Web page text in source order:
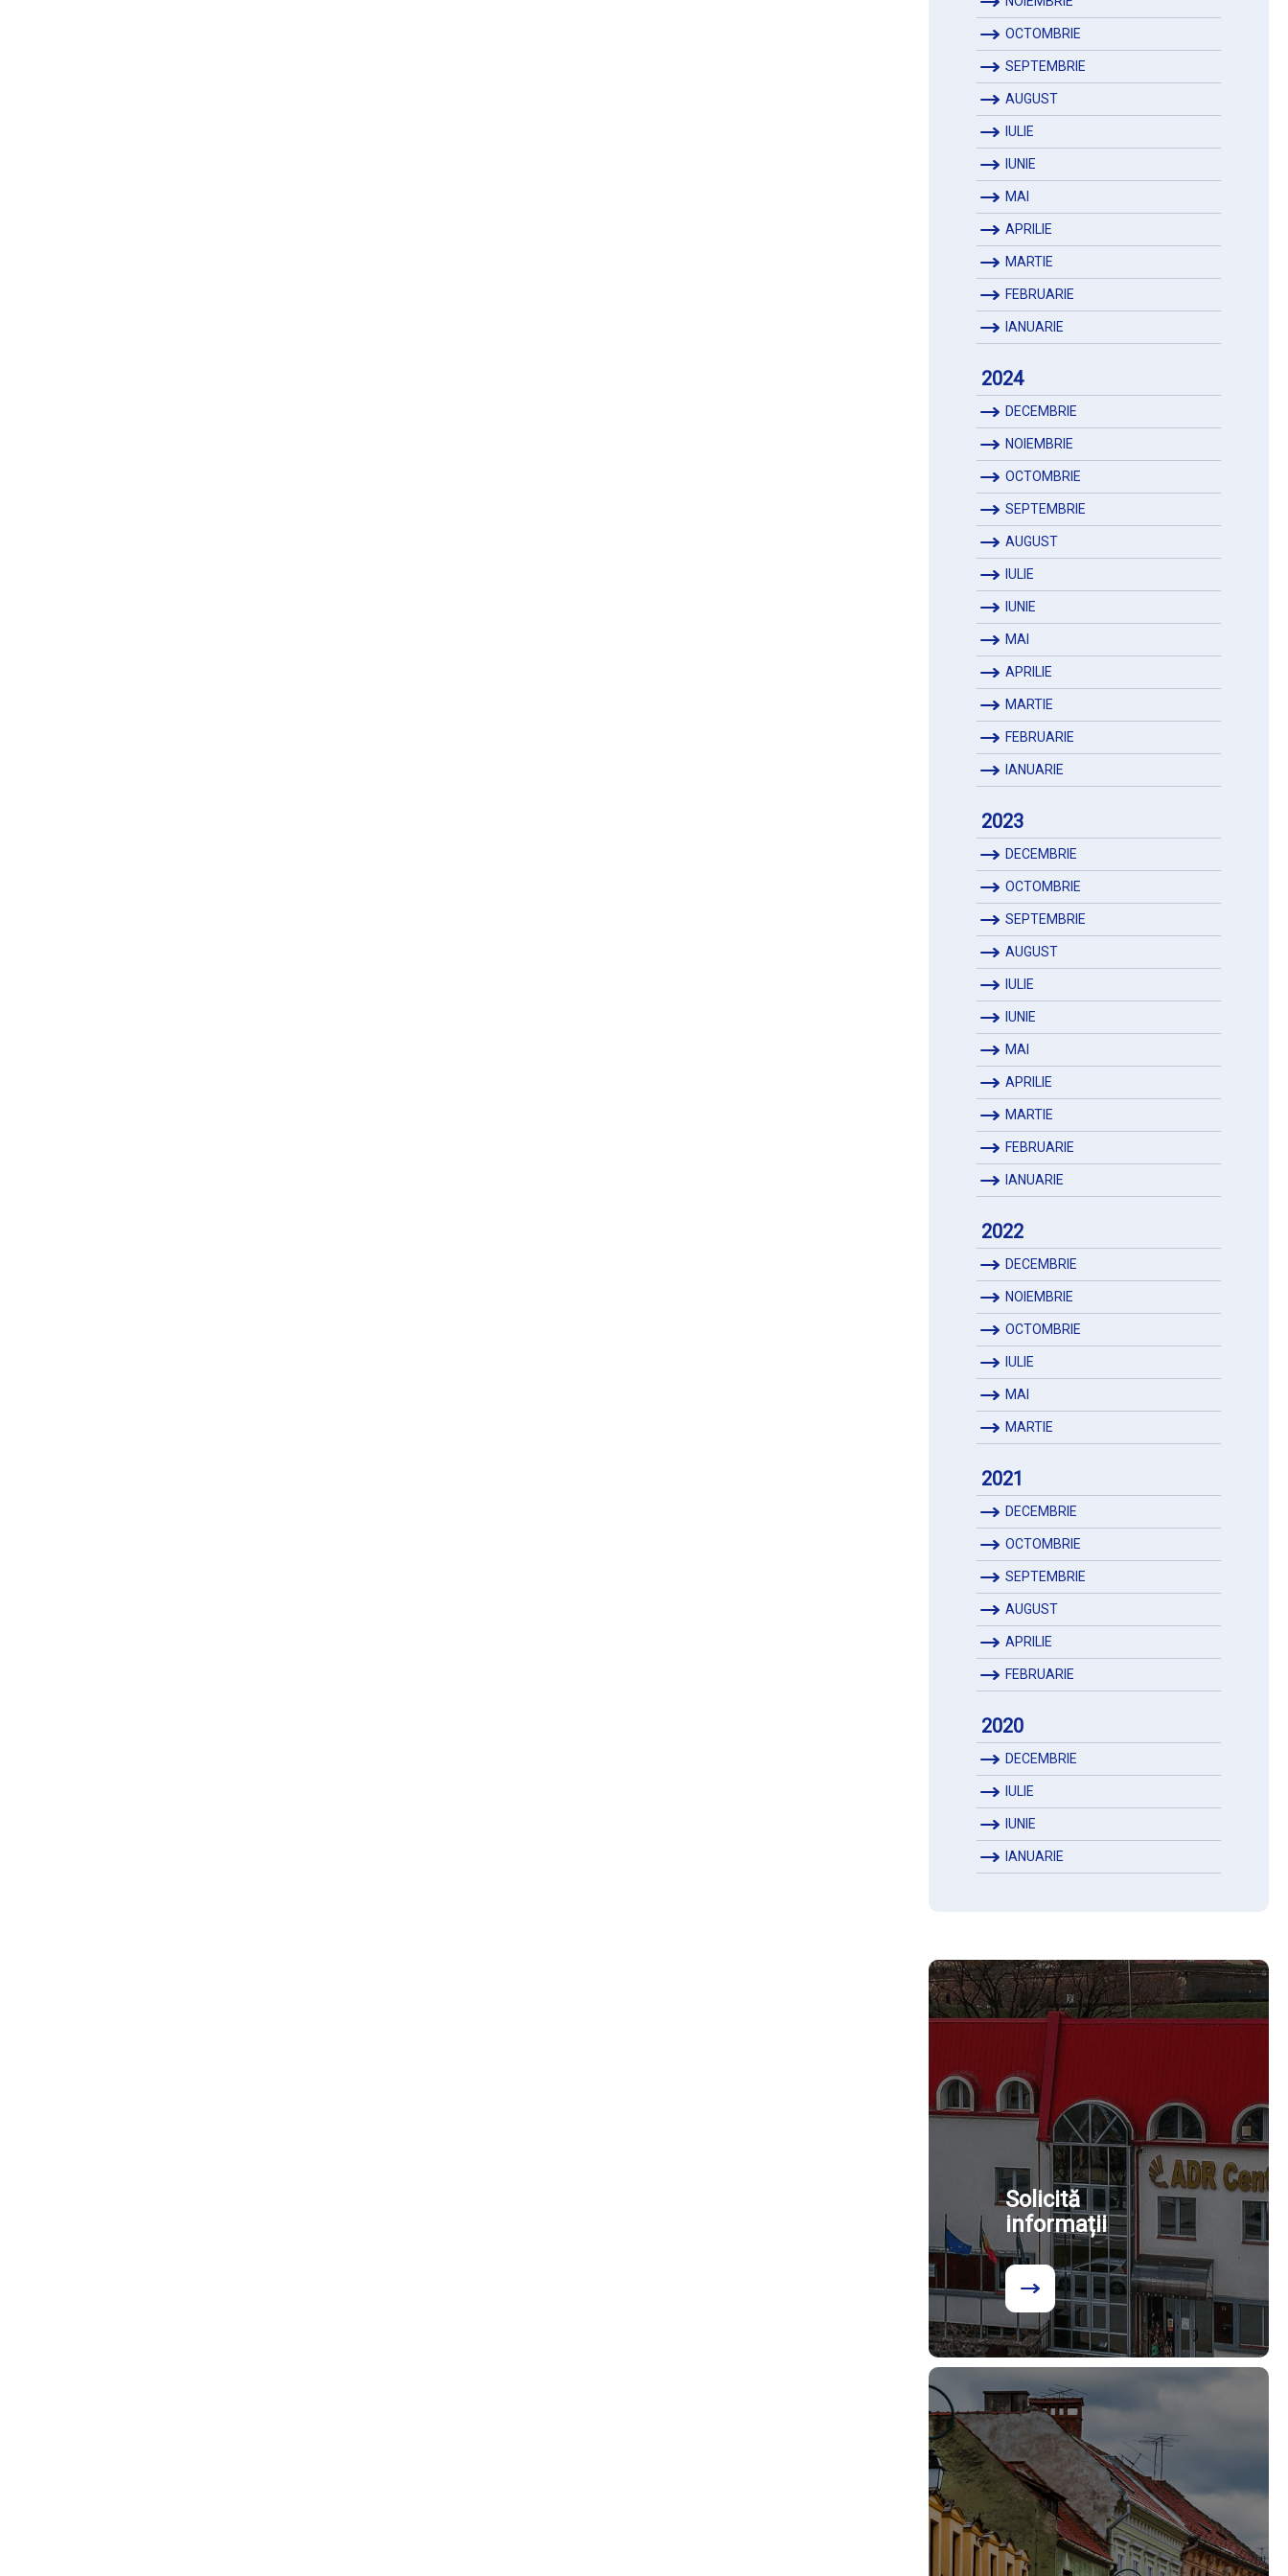
OCTOMBRIE
SEPTEMBRIE
AUGUST
IULIE
IUNIE
MAI
APRILIE
MARTIE
FEBRUARIE
IANUARIE
2024
DECEMBRIE
NOIEMBRIE
OCTOMBRIE
SEPTEMBRIE
AUGUST
IULIE
IUNIE
MAI
APRILIE
MARTIE
FEBRUARIE
IANUARIE
2023
DECEMBRIE
OCTOMBRIE
SEPTEMBRIE
AUGUST
IULIE
IUNIE
MAI
APRILIE
MARTIE
FEBRUARIE
IANUARIE
2022
DECEMBRIE
NOIEMBRIE
OCTOMBRIE
IULIE
MAI
MARTIE
2021
DECEMBRIE
OCTOMBRIE
SEPTEMBRIE
AUGUST
APRILIE
FEBRUARIE
2020
DECEMBRIE
IULIE
IUNIE
IANUARIE
Solicită
informații